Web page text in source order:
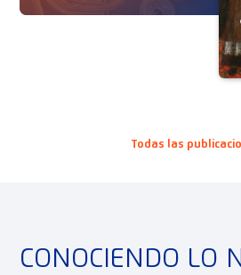
Todas las
CONOCIENDO LO